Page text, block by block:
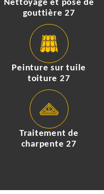
Nettoyage et pose de
gouttière 27
Peinture sur tuile
toiture 27
Traitement de
charpente 27